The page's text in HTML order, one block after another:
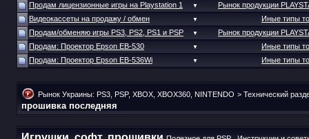
Продам лицензионные игры на Playstation 1
▼
Рынок продукции
Видеокассеты на продажу / обмен
▼
Иные типы
Продам/обменяю игры PS3, PS2, PS1 и PSP
▼
Рынок продукции
Продам: Проектор Epson EB-530
▼
Иные типы
Продам: Проектор Epson EB-536Wi
▼ Иные типы
Рынок Украины: PS3, PSP, XBOX, XBOX360, NINTENDO > Технический
прошивка последняя